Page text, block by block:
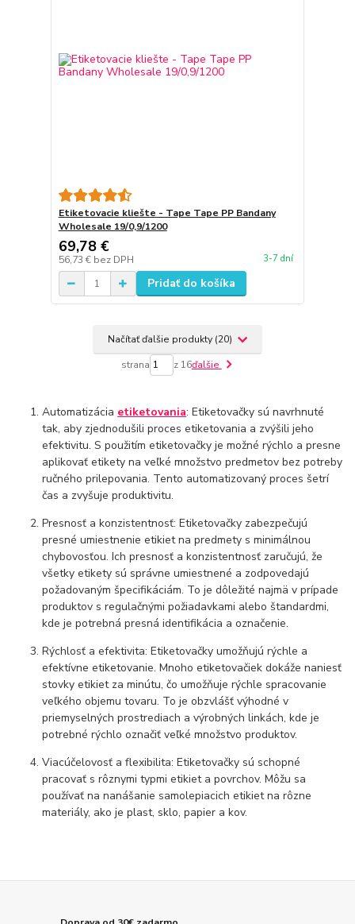
Etiketovacie kliešte - Tape Tape PP Bandany
Wholesale 19/0,9/1200
69,78 €
56,73 € bez DPH 3-7 dní
Pridať do košíka
Načítať ďalšie produkty (20)
strana z 16ďalšie
Automatizácia etiketovania: Etiketovačky sú navrhnuté
tak, aby zjednodušili proces etiketovania a zvýšili jeho
efektivitu. S použitím etiketovačky je možné rýchlo a presne
aplikovať etikety na veľké množstvo predmetov bez potreby
ručného prilepovania. Tento automatizovaný proces šetrí
čas a zvyšuje produktivitu.
Presnosť a konzistentnosť: Etiketovačky zabezpečujú
presné umiestnenie etikiet na predmety s minimálnou
chybovosťou. Ich presnosť a konzistentnosť zaručujú, že
všetky etikety sú správne umiestnené a zodpovedajú
požadovaným špecifikáciám. To je dôležité najmä v prípade
produktov s regulačnými požiadavkami alebo štandardmi,
kde je potrebná presná identifikácia a označenie.
Rýchlosť a efektivita: Etiketovačky umožňujú rýchle a
efektívne etiketovanie. Mnoho etiketovačiek dokáže naniesť
stovky etikiet za minútu, čo umožňuje rýchle spracovanie
veľkého objemu tovaru. To je obzvlášť výhodné v
priemyselných prostrediach a výrobných linkách, kde je
potrebné rýchlo označiť veľké množstvo produktov.
Viacúčelovosť a flexibilita: Etiketovačky sú schopné
pracovať s rôznymi typmi etikiet a povrchov. Môžu sa
používať na nanášanie samolepiacich etikiet na rôzne
materiály, ako je plast, sklo, papier a kov.